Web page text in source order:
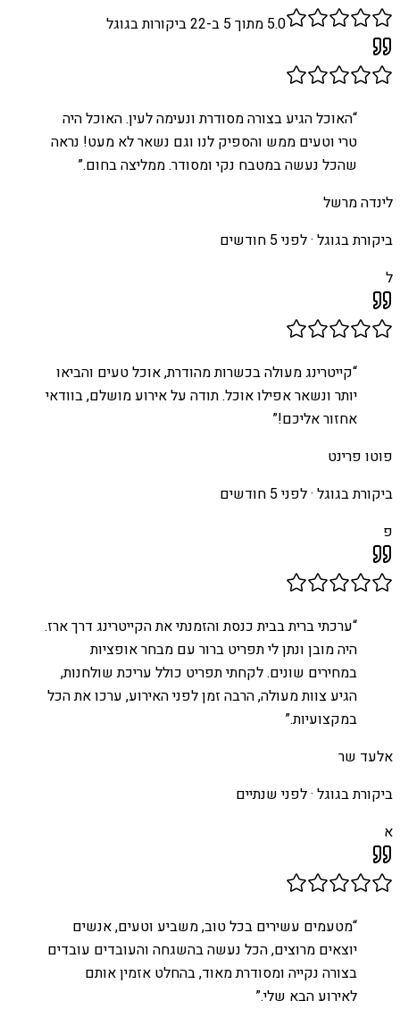
5.0 מתוך 5 ב- 22ביקורות בגוגל
“האוכל הגיע בצורה מסודרת ונעימה לעין. האוכל היה
טרי וטעים ממש והספיק לנו וגם נשאר לא מעט! נראה
שהכל נעשה במטבח נקי ומסודר. ממליצה בחום.”
לינדה מרשל
ביקורת בגוגל ·לפני 5 חודשים
ל
“קייטרינג מעולה בכשרות מהודרת, אוכל טעים והביאו
יותר ונשאר אפילו אוכל. תודה על אירוע מושלם, בוודאי
אחזור אליכם!”
פוטו פרינט
ביקורת בגוגל ·לפני 5 חודשים
פ
“ערכתי ברית בבית כנסת והזמנתי את הקייטרינג דרך ארז.
היה מובן ונתן לי תפריט ברור עם מבחר אופציות
במחירים שונים. לקחתי תפריט כולל עריכת שולחנות,
הגיע צוות מעולה, הרבה זמן לפני האירוע, ערכו את הכל
במקצועיות.”
אלעד שר
ביקורת בגוגל ·לפני שנתיים
א
“מטעמים עשירים בכל טוב, משביע וטעים, אנשים
יוצאים מרוצים, הכל נעשה בהשגחה והעובדים עובדים
בצורה נקייה ומסודרת מאוד, בהחלט אזמין אותם
לאירוע הבא שלי.”